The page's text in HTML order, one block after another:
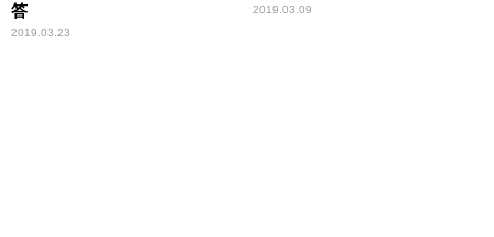
答
2019.03.23
2019.03.09